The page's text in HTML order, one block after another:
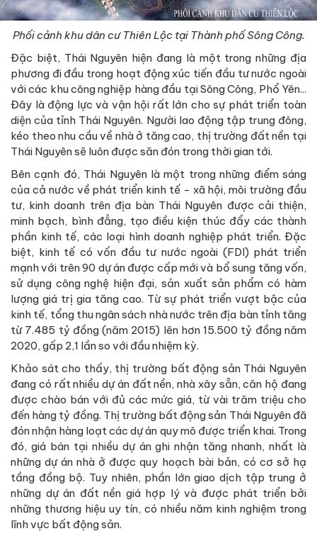
Phối cảnh khu dân cư Thiên Lộc tại Thành phố Sông Công.
Đặc biệt, Thái Nguyên hiện đang là một trong những địa
phương đi đầu trong hoạt động xúc tiến đầu tư nước ngoài
với các khu công nghiệp hàng đầu tại Sông Công, Phổ Yên...
Đây là động lực và vận hội rất lớn cho sự phát triển toàn
diện của tỉnh Thái Nguyên. Người lao động tập trung đông,
kéo theo nhu cầu về nhà ở tăng cao, thị trường đất nền tại
Thái Nguyên sẽ luôn được săn đón trong thời gian tới.
Bên cạnh đó, Thái Nguyên là một trong những điểm sáng
của cả nước về phát triển kinh tế - xã hội, môi trường đầu
tư, kinh doanh trên địa bàn Thái Nguyên được cải thiện,
minh bạch, bình đẳng, tạo điều kiện thúc đẩy các thành
phần kinh tế, các loại hình doanh nghiệp phát triển. Đặc
biệt, kinh tế có vốn đầu tư nước ngoài (FDI) phát triển
mạnh với trên 90 dự án được cấp mới và bổ sung tăng vốn,
sử dụng công nghệ hiện đại, sản xuất sản phẩm có hàm
lượng giá trị gia tăng cao. Từ sự phát triển vượt bậc của
kinh tế, tổng thu ngân sách nhà nước trên địa bàn tỉnh tăng
từ 7.485 tỷ đồng (năm 2015) lên hơn 15.500 tỷ đồng năm
2020, gấp 2,1 lần so với đầu nhiệm kỳ.
Khảo sát cho thấy, thị trường bất động sản Thái Nguyên
đang có rất nhiều dự án đất nền, nhà xây sẵn, căn hộ đang
được chào bán với đủ các mức giá, từ vài trăm triệu cho
đến hàng tỷ đồng. Thị trường bất động sản Thái Nguyên đã
đón nhận hàng loạt các dự án quy mô được triển khai. Trong
đó, giá bán tại nhiều dự án ghi nhận tăng nhanh, nhất là
những dự án nhà ở được quy hoạch bài bản, có cơ sở hạ
tầng đồng bộ. Tuy nhiên, phần lớn giao dịch tập trung ở
những dự án đất nền giá hợp lý và được phát triển bởi
những thương hiệu uy tín, có nhiều năm kinh nghiệm trong
lĩnh vực bất động sản.